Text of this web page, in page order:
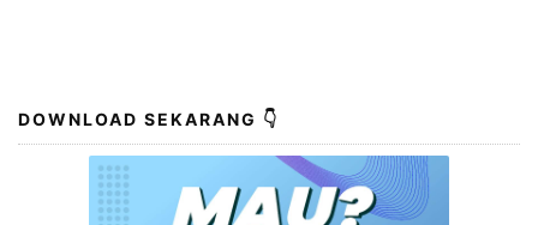
DOWNLOAD SEKARANG 👇